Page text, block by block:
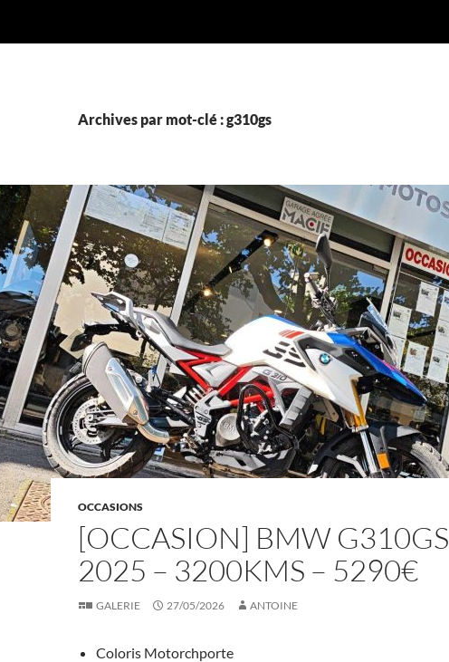
Archives par mot-clé : g310gs
OCCASIONS
[OCCASION] BMW G310GS
2025 – 3200KMS – 5290€
GALERIE 27/05/2026 ANTOINE
Coloris Motorchporte